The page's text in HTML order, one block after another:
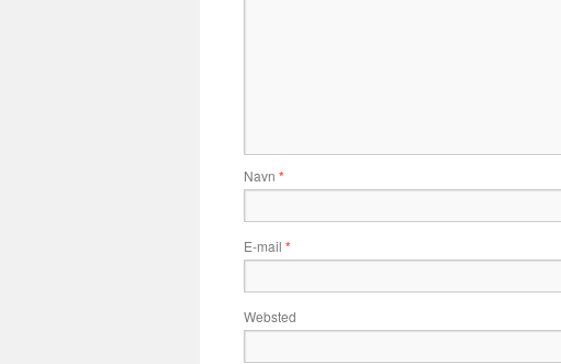
Navn *
E-mail *
Websted